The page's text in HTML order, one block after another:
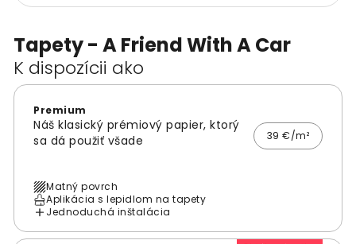
Tapety - A Friend With A Car
K dispozícii ako
Premium
Náš klasický prémiový papier, ktorý
sa dá použiť všade
39 €/m²
Matný povrch
Aplikácia s lepidlom na tapety
Jednoduchá inštalácia